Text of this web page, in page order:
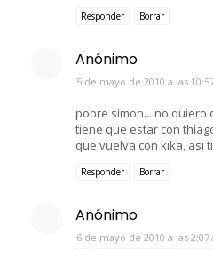
Responder Borrar
Anónimo
5 de mayo de 2010 a las
pobre simon... no quiero
tiene que estar con
que vuelva con kika, asi
Responder Borrar
Anónimo
6 de mayo de 2010 a las 2:07